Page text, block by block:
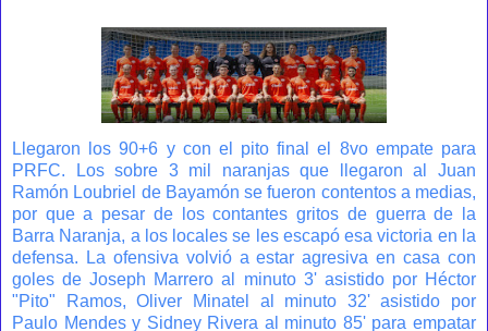
Llegaron los 90+6 y con el pito final el 8vo empate para
PRFC. Los sobre 3 mil naranjas que llegaron al Juan
Ramón Loubriel de Bayamón se fueron contentos a medias,
por que a pesar de los contantes gritos de guerra de la
Barra Naranja, a los locales se les escapó esa victoria en la
defensa. La ofensiva volvió a estar agresiva en casa con
goles de Joseph Marrero al minuto 3' asistido por Héctor
"Pito" Ramos, Oliver Minatel al minuto 32' asistido por
Paulo Mendes y Sidney Rivera al minuto 85' para empatar